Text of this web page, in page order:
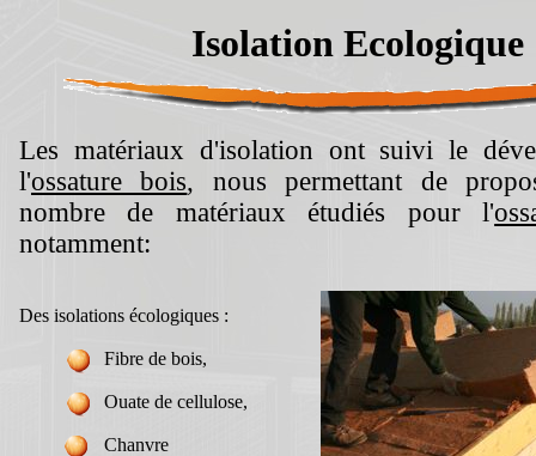
Isolation Ecologique
Les matériaux d'isolation ont suivi le
l'ossature bois, nous permettant de
nombre de matériaux étudiés pour l'
notamment:
Des isolations écologiques :
Fibre de bois,
Ouate de cellulose,
Chanvre